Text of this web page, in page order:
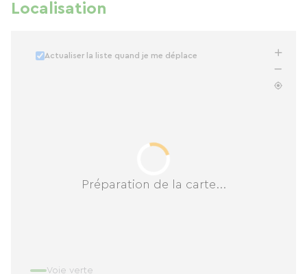
Localisation
Préparation de la carte...
Actualiser la liste quand je me déplace
Voie verte